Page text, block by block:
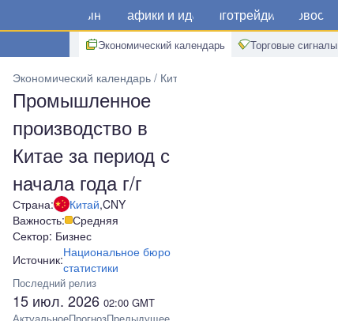
Рынки Графики и идеи Алготрейдинг Новости
Экономический календарь Торговые сигналы
Экономический календарь Китай
Промышленное
производство в
Китае за период с
начала года г/г
Страна: Китай,CNY
Важность: Средняя
Сектор: Бизнес
Источник:Национальное бюро
статистики
Последний релиз
15 июл. 2026 02:00 GMT